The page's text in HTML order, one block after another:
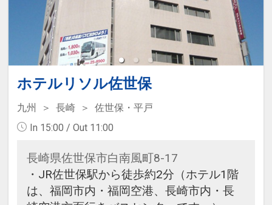
ホテルリソル佐世保
九州 長崎
佐世保・平戸
In 15:00 / Out 11:00
長崎県佐世保市白南風町8-17
・JR佐世保駅から徒歩約2分（ホテル1階
は、福岡市内・福岡空港、長崎市内・長